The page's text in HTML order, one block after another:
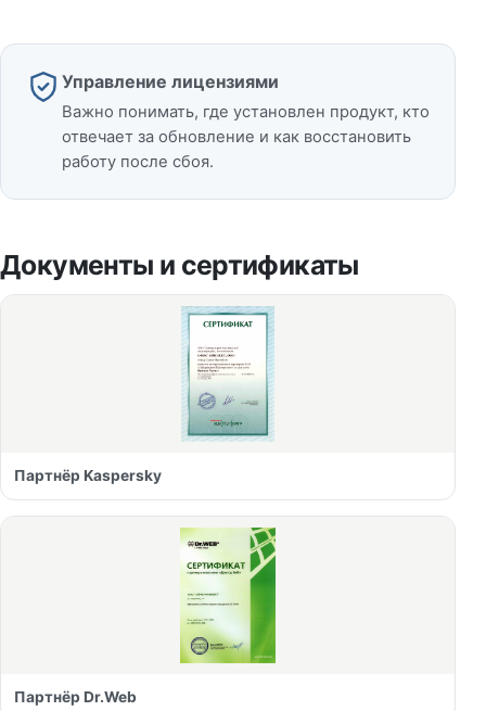
Управление лицензиями
Важно понимать, где установлен продукт, кто
отвечает за обновление и как восстановить
работу после сбоя.
Документы и сертификаты
Партнёр Kaspersky
Партнёр Dr.Web